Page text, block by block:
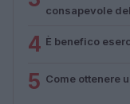
consapevole
4 È benefico
5 Come ottenere